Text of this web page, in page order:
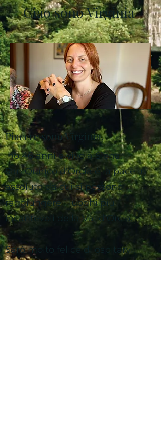
Ciao sono Virginia
Piacere sono Virginia,
ho 46 anni e vivo a Siena.
San Quirico d'Orcia è la pace in
assoluto da cui si possono
raggiungere i luoghi più
incantevoli della Val d'Orcia.
Sarò molto felice di ospitarvi.